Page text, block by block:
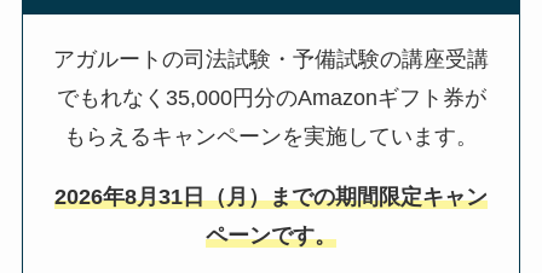
アガルートの司法試験・予備試験の講座受講
でもれなく35,000円分のAmazonギフト券が
もらえるキャンペーンを実施しています。
2026年8月31日（月）までの期間限定キャン
ペーンです。